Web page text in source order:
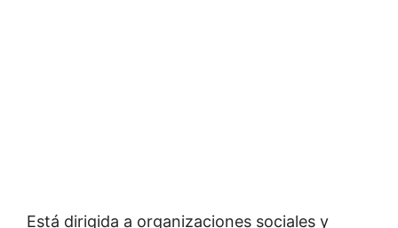
Está dirigida a organizaciones sociales y